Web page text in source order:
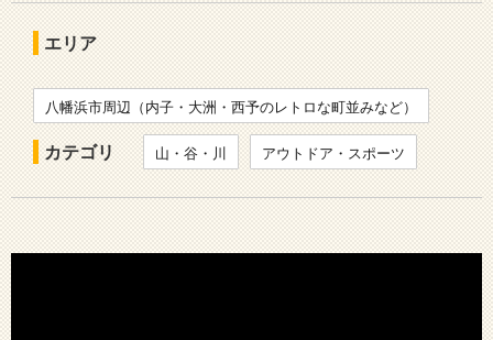
エリア
八幡浜市周辺（内子・大洲・西予のレトロな町並みなど）
カテゴリ 山・谷・川 アウトドア・スポーツ